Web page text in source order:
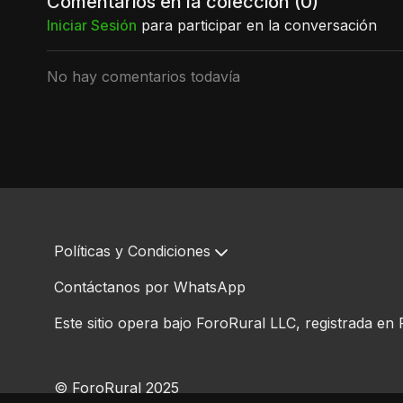
Iniciar Sesión para participar en la conversación
No hay comentarios todavía
Políticas y Condiciones
Contáctanos por WhatsApp
Este sitio opera bajo ForoRural LLC, registrada en
© ForoRural 2025